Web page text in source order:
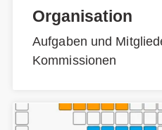
Organisation
Aufgaben und
Kommissionen